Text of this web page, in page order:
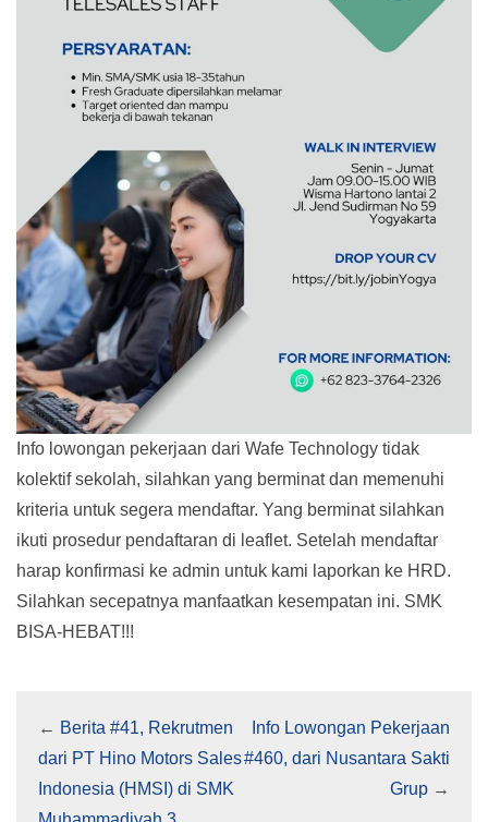
Info lowongan pekerjaan dari Wafe Technology tidak
kolektif sekolah, silahkan yang berminat dan memenuhi
kriteria untuk segera mendaftar. Yang berminat silahkan
ikuti prosedur pendaftaran di leaflet. Setelah mendaftar
harap konfirmasi ke admin untuk kami laporkan ke HRD.
Silahkan secepatnya manfaatkan kesempatan ini. SMK
BISA-HEBAT!!!
← Berita #41, Rekrutmen
dari PT Hino Motors Sales
Indonesia (HMSI) di SMK
Info Lowongan Pekerjaan
#460, dari Nusantara Sakti
Grup →